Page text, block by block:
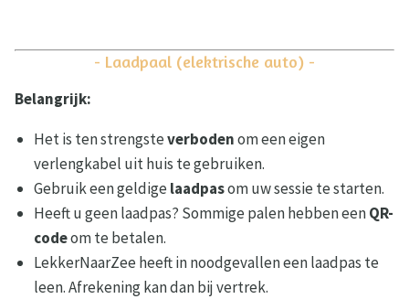
- Laadpaal (elektrische auto) -
Belangrijk:
Het is ten strengsteverbodenom een eigen
verlengkabel uit huis te gebruiken.
Gebruik een geldige laadpasom uw sessie te starten.
Heeft u geen laadpas? Sommige palen hebben eenQR-
codeom te betalen.
LekkerNaarZee heeft in noodgevallen een laadpas te
leen. Afrekening kan dan bij vertrek.